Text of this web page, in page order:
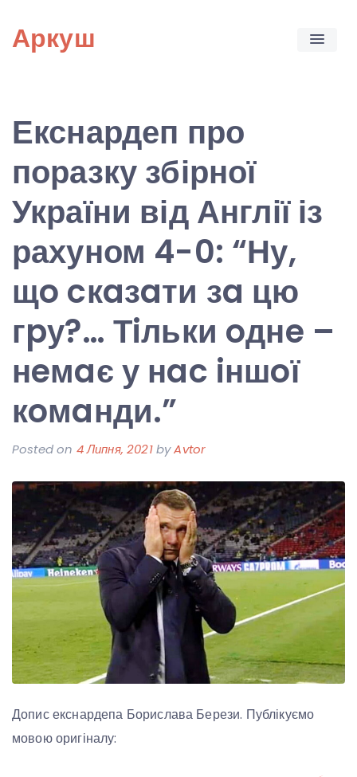
content
Аркуш
Екснардеп про
поразку збірної
України від Англії із
рахуном 4-0: “Ну,
щo cкaзaти зa цю
гpу?… Тiльки oднe –
нeмaє у нac iншoї
кoмaнди.”
Posted on 4 Липня, 2021byAvtor
Допис екснардепа Борислава Берези. Публікуємо
мовою оригіналу: